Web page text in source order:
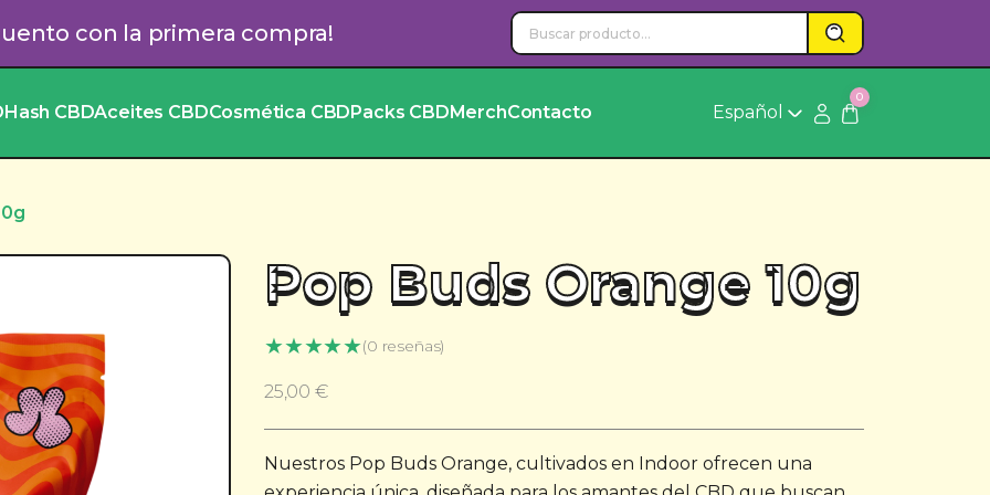
con la primera compra!
Hash CBDAceites CBDCosmética CBDPacks CBDMerchContacto Español
0
Pop Buds Orange 10g
★★★★★(0 reseñas)
25,00 €
Nuestros Pop Buds Orange, cultivados en Indoor ofrecen una